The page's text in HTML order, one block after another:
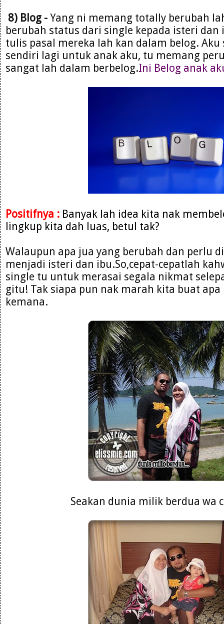
8) Blog - Yang ni memang totally berubah
berubah status dari single kepada isteri dan
tulis pasal mereka lah kan dalam belog. Aku
sendiri lagi untuk anak aku, tu memang
sangat lah dalam berbelog.Ini Belog anak
Positifnya : Banyak lah idea kita nak
lingkup kita dah luas, betul tak?
Walaupun apa jua yang berubah dan perlu
menjadi isteri dan ibu.So,cepat-cepatlah
single tu untuk merasai segala nikmat
gitu! Tak siapa pun nak marah kita buat
kemana.
Seakan dunia milik berdua wa